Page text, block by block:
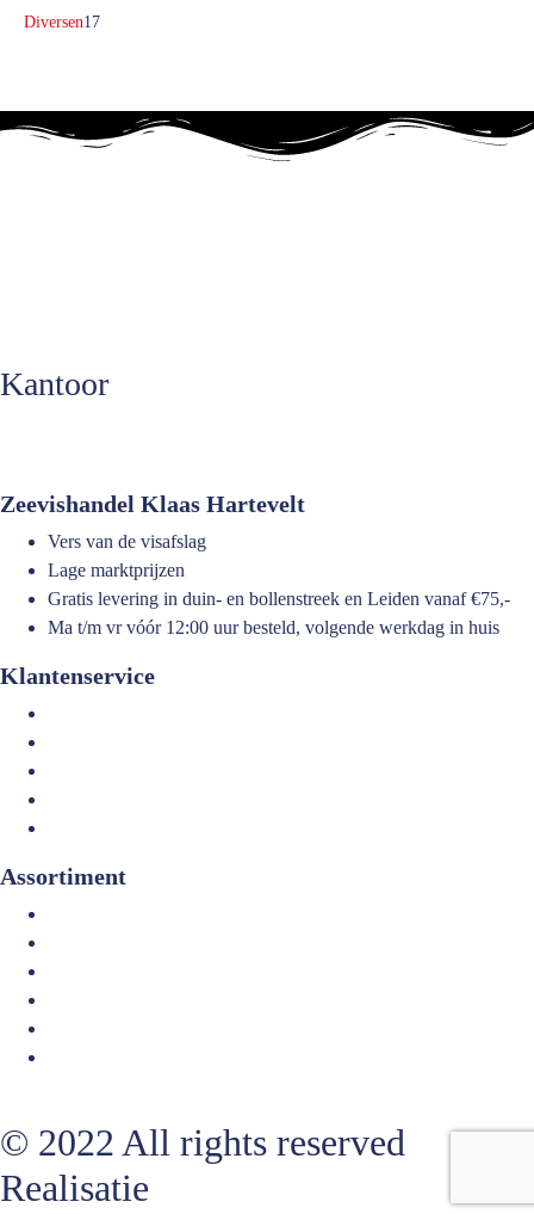
Diversen1717
Kantoor
Zeevishandel Klaas Hartevelt
Vers van de visafslag
Lage marktprijzen
Gratis levering in duin- en bollenstreek en Leiden vanaf €75,-
Ma t/m vr vóór 12:00 uur besteld, volgende werkdag in huis
Klantenservice
Assortiment
© 2022 All rights reserved
Realisatie